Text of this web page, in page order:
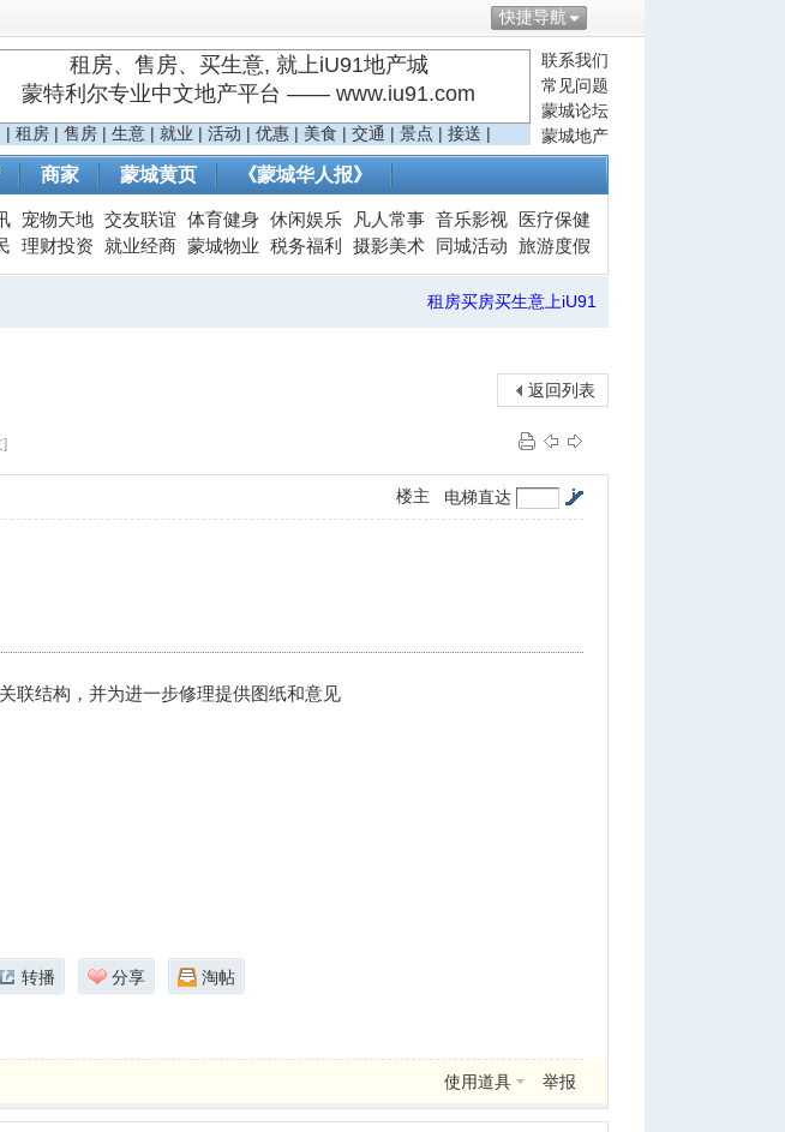
快捷导航
联系我们
常见问题
蒙城论坛
蒙城地产
租房、售房、买生意, 就上iU91地产城
蒙特利尔专业中文地产平台 —— www.iu91.com
| 租房 | 售房 | 生意 | 就业 | 活动 | 优惠 | 美食 | 交通 | 景点 | 接送 |
商家 蒙城黄页 《蒙城华人报》
宠物天地 交友联谊 体育健身 休闲娱乐 凡人常事 音乐影视
医疗保健
理财投资 就业经商 蒙城物业 税务福利 摄影美术 同城活动 旅游度假
租房买房买生意上iU91
返回列表
电梯直达
楼主
联结构，并为进一步修理提供图纸和意见
转播 分享 淘帖
使用道具 举报